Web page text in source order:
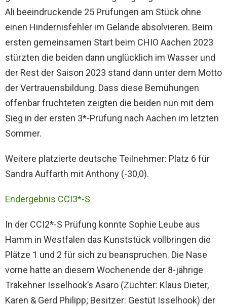
Ali beeindruckende 25 Prüfungen am Stück ohne
einen Hindernisfehler im Gelände absolvieren. Beim
ersten gemeinsamen Start beim CHIO Aachen 2023
stürzten die beiden dann unglücklich im Wasser und
der Rest der Saison 2023 stand dann unter dem Motto
der Vertrauensbildung. Dass diese Bemühungen
offenbar fruchteten zeigten die beiden nun mit dem
Sieg in der ersten 3*-Prüfung nach Aachen im letzten
Sommer.
Weitere platzierte deutsche Teilnehmer: Platz 6 für
Sandra Auffarth mit Anthony (-30,0).
Endergebnis CCI3*-S
In der CCI2*-S Prüfung konnte Sophie Leube aus
Hamm in Westfalen das Kunststück vollbringen die
Plätze 1 und 2 für sich zu beanspruchen. Die Nase
vorne hatte an diesem Wochenende der 8-jährige
Trakehner Isselhook’s Asaro (Züchter: Klaus Dieter,
Karen & Gerd Philipp; Besitzer: Gestüt Isselhook) der